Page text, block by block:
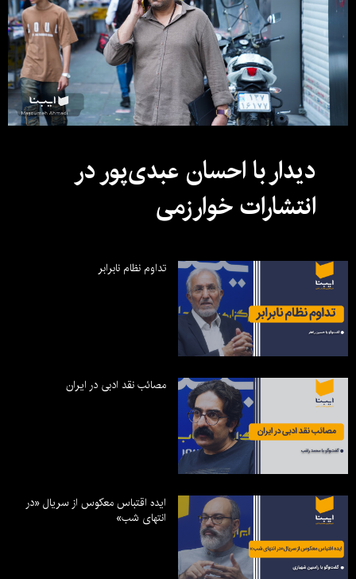
دیدار با احسان عبدی‌پور در
انتشارات خوارزمی
تداوم نظام نابرابر
مصائب نقد ادبی در ایران
ایده اقتباس معکوس از سریال «در
انتهای شب»